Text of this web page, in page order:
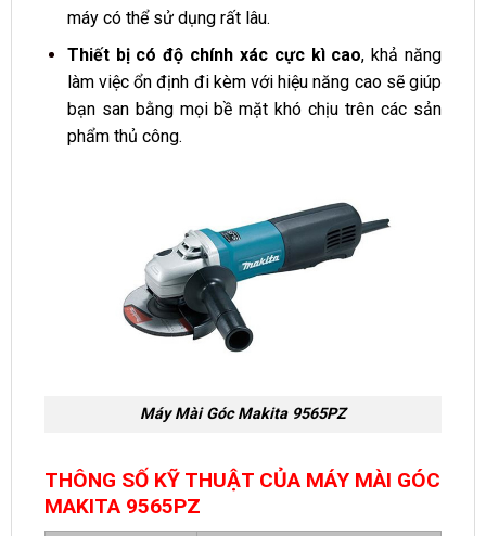
máy có thể sử dụng rất lâu.
Thiết bị có độ chính xác cực kì cao, khả năng
làm việc ổn định đi kèm với hiệu năng cao sẽ giúp
bạn san bằng mọi bề mặt khó chịu trên các sản
phẩm thủ công.
Máy Mài Góc Makita 9565PZ
THÔNG SỐ KỸ THUẬT CỦA MÁY MÀI GÓC
MAKITA 9565PZ